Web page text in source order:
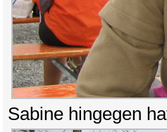
Sabine hingegen